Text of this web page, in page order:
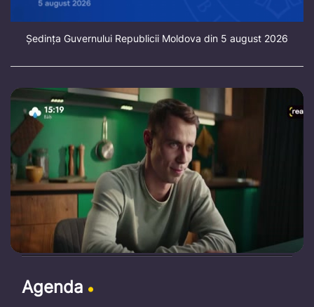
Ședința Guvernului Republicii Moldova din 5 august 2026
Agenda